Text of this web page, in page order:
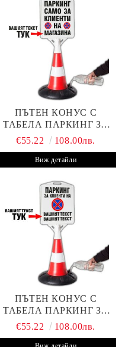
ПЪТЕН КОНУС С
ТАБЕЛА ПАРКИНГ ЗА
КЛИЕНТИ
€55.22 108.00лв.
Виж детайли
ПЪТЕН КОНУС С
ТАБЕЛА ПАРКИНГ ЗА
КЛИЕНТИ С ВАШ ТЕКСТ
€55.22 108.00лв.